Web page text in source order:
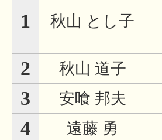
1 秋山 とし子
2 秋山 道子
3 安喰 邦夫
4 遠藤 勇